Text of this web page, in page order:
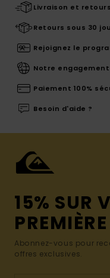
Livraison et
Retours sous 30
Rejoignez le
Notre
Paiement 100%
Besoin d'aide ?
15% SUR
Abonnez-vous pour
offres exclusives.